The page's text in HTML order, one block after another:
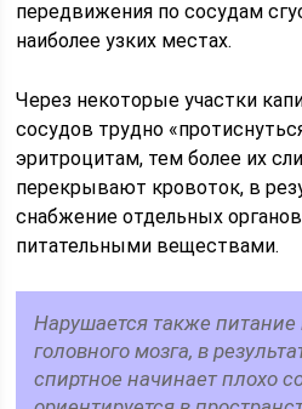
передвижения по сосудам
наиболее узких местах.
Через некоторые участки
сосудов трудно
эритроцитам, тем более их
перекрывают кровоток, в
снабжение отдельных
питательными веществами.
Нарушается также питание
головного мозга, в
спиртное начинает плохо